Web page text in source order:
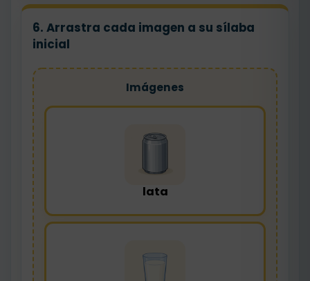
6. Arrastra cada imagen a su sílaba
inicial
Imágenes
lata